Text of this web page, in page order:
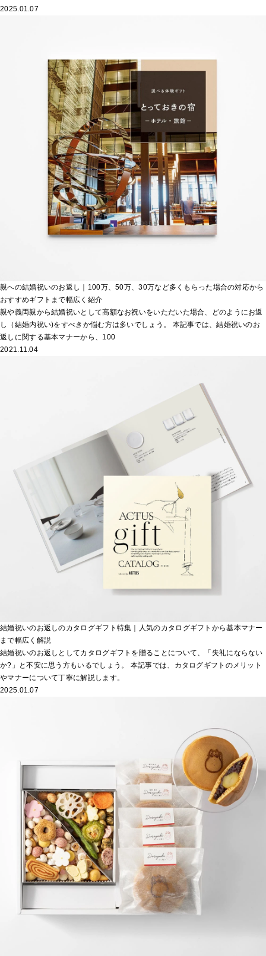
2025.01.07
親への結婚祝いのお返し｜100万、50万、30万など多くもらった場合の対応から
おすすめギフトまで幅広く紹介
親や義両親から結婚祝いとして高額なお祝いをいただいた場合、どのようにお返
し（結婚内祝い)をすべきか悩む方は多いでしょう。 本記事では、結婚祝いのお
返しに関する基本マナーから、100
2021.11.04
結婚祝いのお返しのカタログギフト特集｜人気のカタログギフトから基本マナー
まで幅広く解説
結婚祝いのお返しとしてカタログギフトを贈ることについて、「失礼にならない
か?」と不安に思う方もいるでしょう。 本記事では、カタログギフトのメリット
やマナーについて丁寧に解説します。
2025.01.07